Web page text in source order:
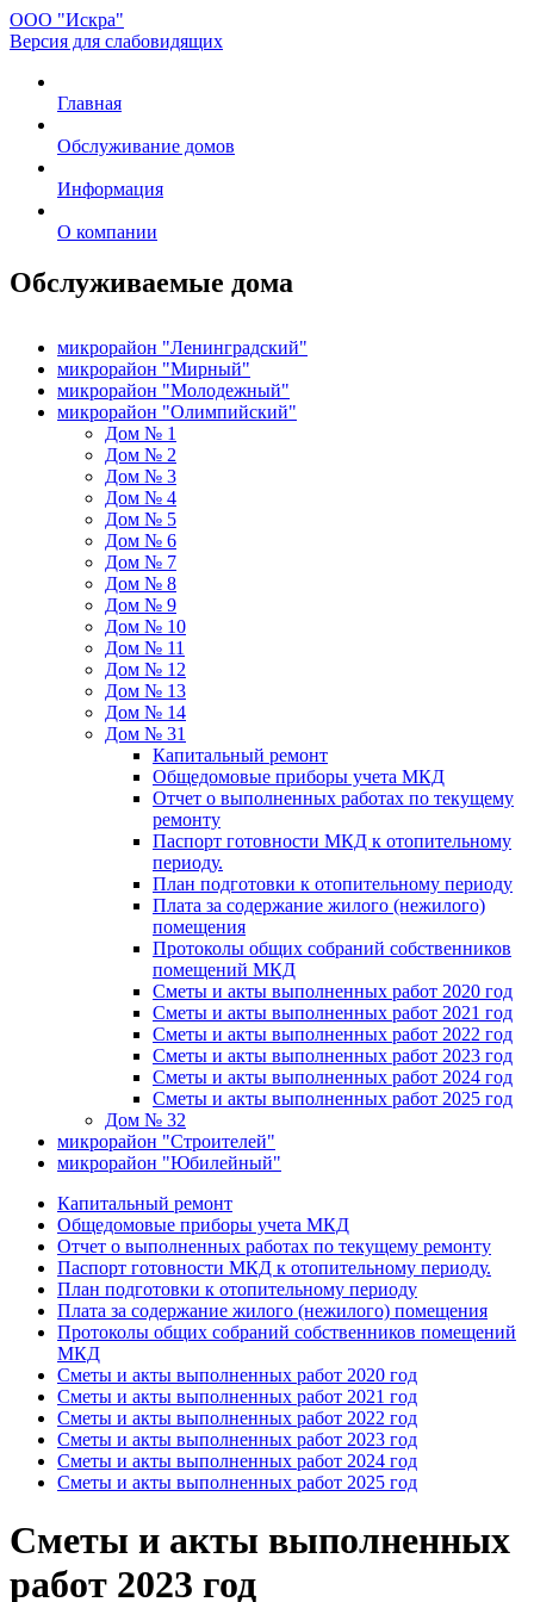
ООО "Искра"
Версия для слабовидящих
Главная
Обслуживание домов
Информация
О компании
Обслуживаемые дома
микрорайон "Ленинградский"
микрорайон "Мирный"
микрорайон "Молодежный"
микрорайон "Олимпийский"
Дом № 1
Дом № 2
Дом № 3
Дом № 4
Дом № 5
Дом № 6
Дом № 7
Дом № 8
Дом № 9
Дом № 10
Дом № 11
Дом № 12
Дом № 13
Дом № 14
Дом № 31
Капитальный ремонт
Общедомовые приборы учета МКД
Отчет о выполненных работах по текущему
ремонту
Паспорт готовности МКД к отопительному
периоду.
План подготовки к отопительному периоду
Плата за содержание жилого (нежилого)
помещения
Протоколы общих собраний собственников
помещений МКД
Сметы и акты выполненных работ 2020 год
Сметы и акты выполненных работ 2021 год
Сметы и акты выполненных работ 2022 год
Сметы и акты выполненных работ 2023 год
Сметы и акты выполненных работ 2024 год
Сметы и акты выполненных работ 2025 год
Дом № 32
микрорайон "Строителей"
микрорайон "Юбилейный"
Капитальный ремонт
Общедомовые приборы учета МКД
Отчет о выполненных работах по текущему ремонту
Паспорт готовности МКД к отопительному периоду.
План подготовки к отопительному периоду
Плата за содержание жилого (нежилого) помещения
Протоколы общих собраний собственников помещений
МКД
Сметы и акты выполненных работ 2020 год
Сметы и акты выполненных работ 2021 год
Сметы и акты выполненных работ 2022 год
Сметы и акты выполненных работ 2023 год
Сметы и акты выполненных работ 2024 год
Сметы и акты выполненных работ 2025 год
Сметы и акты выполненных
работ 2023 год